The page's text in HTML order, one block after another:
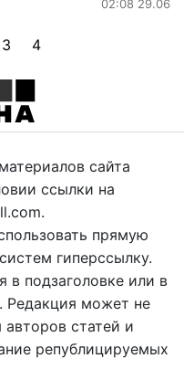
02:08 29.06
3 4
сайта
ссылки на
прямую
гиперссылку.
подзаголовке или в
Редакция может не
авторов статей и
републицируемых